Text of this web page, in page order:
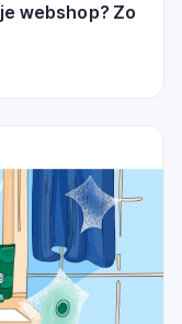
webshop? Zo